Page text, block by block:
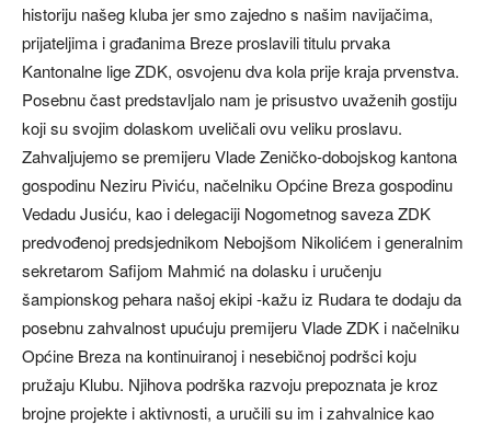
historiju našeg kluba jer smo zajedno s našim navijačima,
prijateljima i građanima Breze proslavili titulu prvaka
Kantonalne lige ZDK, osvojenu dva kola prije kraja prvenstva.
Posebnu čast predstavljalo nam je prisustvo uvaženih gostiju
koji su svojim dolaskom uveličali ovu veliku proslavu.
Zahvaljujemo se premijeru Vlade Zeničko-dobojskog kantona
gospodinu Neziru Piviću, načelniku Općine Breza gospodinu
Vedadu Jusiću, kao i delegaciji Nogometnog saveza ZDK
predvođenoj predsjednikom Nebojšom Nikolićem i generalnim
sekretarom Safijom Mahmić na dolasku i uručenju
šampionskog pehara našoj ekipi -kažu iz Rudara te dodaju da
posebnu zahvalnost upućuju premijeru Vlade ZDK i načelniku
Općine Breza na kontinuiranoj i nesebičnoj podršci koju
pružaju Klubu. Njihova podrška razvoju prepoznata je kroz
brojne projekte i aktivnosti, a uručili su im i zahvalnice kao